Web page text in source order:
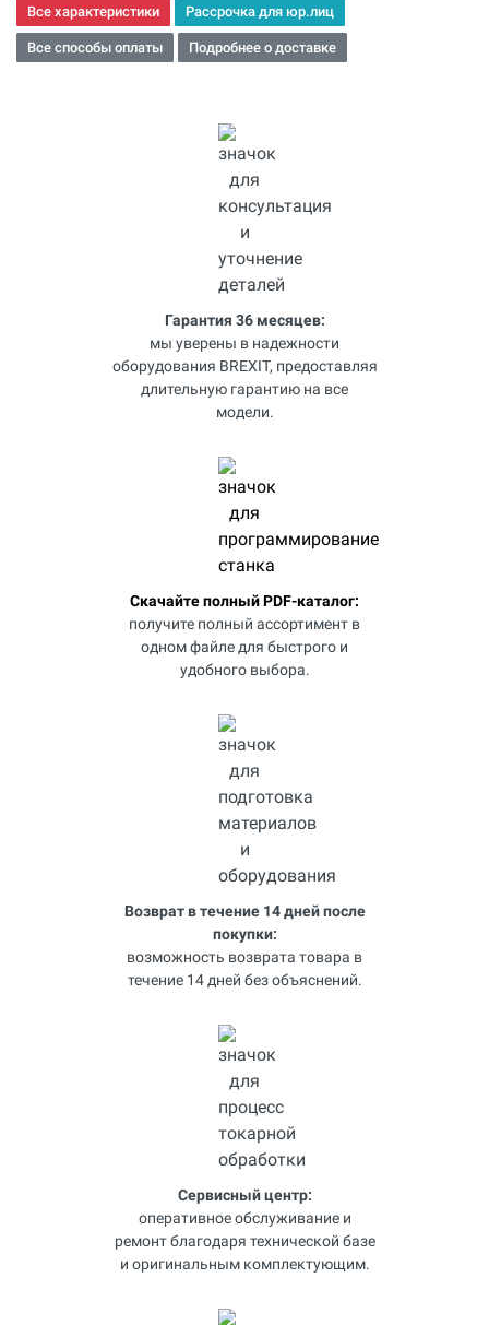
Все характеристики Рассрочка для юр.лиц
Все способы оплаты Подробнее о доставке
Гарантия 36 месяцев:
мы уверены в надежности
оборудования BREXIT, предоставляя
длительную гарантию на все
модели.
Скачайте полный PDF-каталог:
получите полный ассортимент в
одном файле для быстрого и
удобного выбора.
Возврат в течение 14 дней после
покупки:
возможность возврата товара в
течение 14 дней без объяснений.
Сервисный центр:
оперативное обслуживание и
ремонт благодаря технической базе
и оригинальным комплектующим.